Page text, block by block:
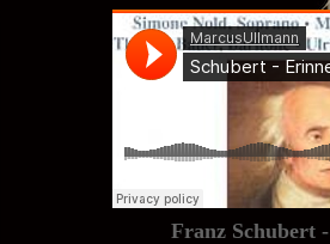
Franz Schubert